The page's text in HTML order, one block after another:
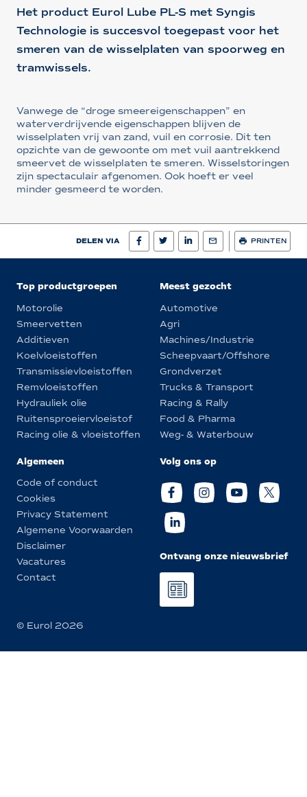
Het product Eurol Lube PL-S met Syngis
Technologie is succesvol toegepast voor het
smeren van de wisselplaten van spoorweg en
tramwissels.
Vanwege de “droge smeereigenschappen” en
waterverdrijvende eigenschappen blijven de
wisselplaten vrij van zand, vuil en corrosie. Dit ten
opzichte van de gewoonte om met vuil aantrekkend
smeervet de wisselplaten te smeren. Wisselstoringen
zijn spectaculair afgenomen. Ook hoeft er veel
minder gesmeerd te worden.
DELEN VIA PRINTEN
Top productgroepen
Motorolie
Smeervetten
Additieven
Koelvloeistoffen
Transmissievloeistoffen
Remvloeistoffen
Hydrauliek olie
Ruitensproeiervloeistof
Racing olie & vloeistoffen
Meest gezocht
Automotive
Agri
Machines/Industrie
Scheepvaart/Offshore
Grondverzet
Trucks & Transport
Racing & Rally
Food & Pharma
Weg- & Waterbouw
Algemeen
Code of conduct
Cookies
Privacy Statement
Algemene Voorwaarden
Disclaimer
Vacatures
Contact
Volg ons op
Ontvang onze nieuwsbrief
© Eurol 2026